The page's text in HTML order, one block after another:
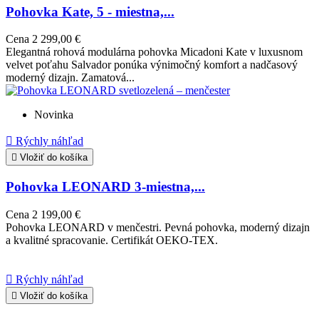
Pohovka Kate, 5 - miestna,...
Cena 2 299,00 €
Elegantná rohová modulárna pohovka Micadoni Kate v luxusnom
velvet poťahu Salvador ponúka výnimočný komfort a nadčasový
moderný dizajn. Zamatová...
Novinka
 Rýchly náhľad
 Vložiť do košíka
Pohovka LEONARD 3-miestna,...
Cena 2 199,00 €
Pohovka LEONARD v menčestri. Pevná pohovka, moderný dizajn
a kvalitné spracovanie. Certifikát OEKO-TEX.
 Rýchly náhľad
 Vložiť do košíka